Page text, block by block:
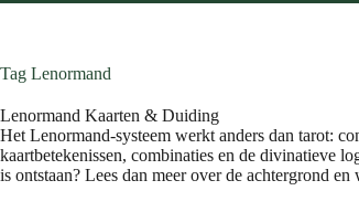
Tag Lenormand
Lenormand Kaarten & Duiding
Het Lenormand-systeem werkt anders dan tarot:
kaartbetekenissen, combinaties en de divinatieve
is ontstaan? Lees dan meer over de achtergrond